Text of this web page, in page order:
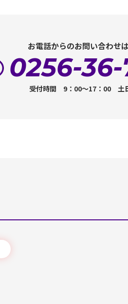
お電話からのお問い合わせ
0256-
受付時間 9：00～17：00 土